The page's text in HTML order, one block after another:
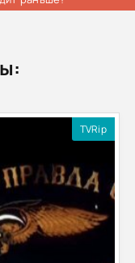
TVRip